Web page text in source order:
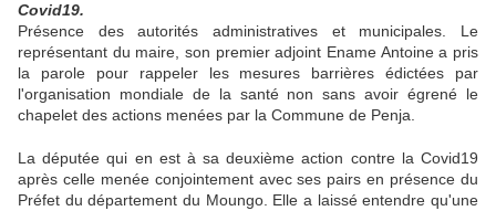
Covid19.
Présence des autorités administratives et municipales. Le
représentant du maire, son premier adjoint Ename Antoine a pris
la parole pour rappeler les mesures barrières édictées par
l'organisation mondiale de la santé non sans avoir égrené le
chapelet des actions menées par la Commune de Penja.
La députée qui en est à sa deuxième action contre la Covid19
après celle menée conjointement avec ses pairs en présence du
Préfet du département du Moungo. Elle a laissé entendre qu'une